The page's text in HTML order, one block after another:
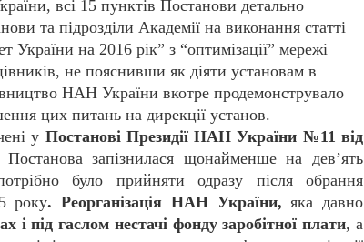
всі 15 пунктів Постанови детально
та підрозділи Академії на виконання статті
на 2016 рік” з “оптимізації” мережі
не пояснивши як діяти установам в
НАН України вкотре продемонструвало
цих питань на дирекції установ.
у Постанові Президії НАН України №11 від
запізнилася щонайменше на дев’ять
було прийняти одразу після обрання
року. Реорганізація НАН України,яка давно
під гаслом нестачі фонду заробітної плати, а